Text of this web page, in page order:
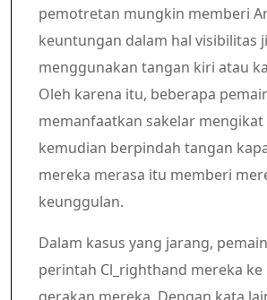
pemotretan mungkin memberi
keuntungan dalam hal visibilitas
menggunakan tangan kiri atau
Oleh karena itu, beberapa
memanfaatkan sakelar
kemudian berpindah tangan
mereka merasa itu memberi
keunggulan.
Dalam kasus yang jarang,
perintah Cl_righthand mereka
gerakan mereka. Dengan kata